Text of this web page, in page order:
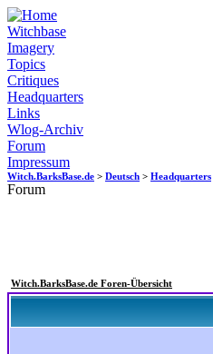
Witchbase
Imagery
Topics
Critiques
Headquarters
Links
Wlog-Archiv
Forum
Impressum
Witch.BarksBase.de > Deutsch > Headquarters
Forum
Witch.BarksBase.de Foren-Übersicht